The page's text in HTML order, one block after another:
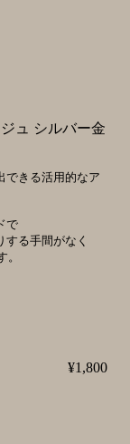
ュ シルバー金
できる活用的なア
で
る手間がなく
¥1,800